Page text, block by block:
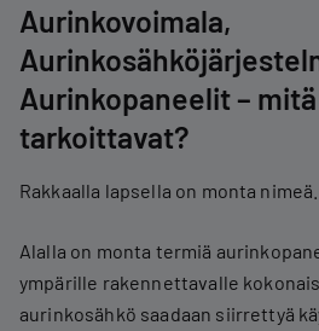
Aurinkovoimala,
Aurinkopaneelit –
tarkoittavat?
Rakkaalla lapsella on monta nimeä.
Alalla on monta termiä
ympärille rakennettavalle
aurinkosähkö saadaan siirrettyä